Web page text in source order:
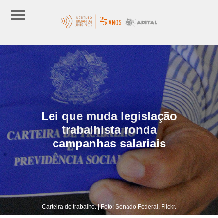
Lei que muda legislação
trabalhista ronda
campanhas salariais
Carteira de trabalho. | Foto: Senado Federal, Flickr.